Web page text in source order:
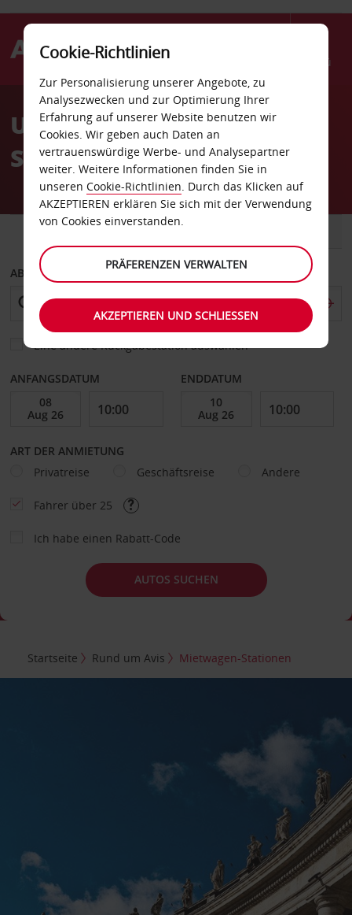
Menü
AvisUnsere Mietwagen-
Stationen
ABHOLEN VON
Eine andere Rückgabestation auswählen
ANFANGSDATUM ENDDATUM
ART DER ANMIETUNG
Privatreise
Geschäftsreise Andere
Fahrer über 25
Ich habe einen Rabatt-Code
AUTOS SUCHEN
Startseite Rund um Avis Mietwagen-Stationen
Cookie-Richtlinien
Zur Personalisierung unserer Angebote, zu
Analysezwecken und zur Optimierung Ihrer
Erfahrung auf unserer Website benutzen wir
Cookies. Wir geben auch Daten an
vertrauenswürdige Werbe- und Analysepartner
weiter. Weitere Informationen finden Sie in
unseren Cookie-Richtlinien. Durch das Klicken auf
AKZEPTIEREN erklären Sie sich mit der Verwendung
von Cookies einverstanden.
PRÄFERENZEN VERWALTEN
AKZEPTIEREN UND SCHLIESSEN